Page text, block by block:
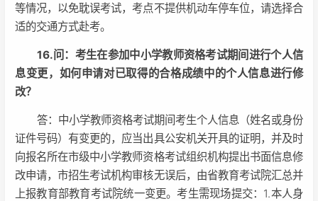
等情况，以免耽误考试，考点不提供机动车停车位，请选择合
适的交通方式赴考。
16.问：考生在参加中小学教师资格考试期间进行个人信
息变更，如何申请对已取得的合格成绩中的个人信息进行修
改？
答：中小学教师资格考试期间考生个人信息（姓名或身份
证件号码）有变更的，应当出具公安机关开具的证明，并及时
向报名所在市级中小学教师资格考试组织机构提出书面信息修
改申请，市招生考试机构审核无误后，由省教育考试院汇总并
上报教育部教育考试院统一变更。考生需现场提交：1.本人身